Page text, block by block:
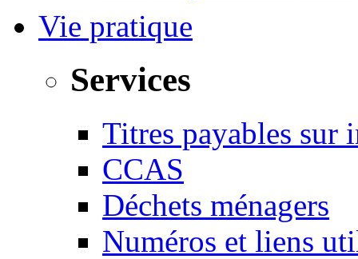
Vie pratique
Services
Titres payables sur
CCAS
Déchets ménagers
Numéros et liens